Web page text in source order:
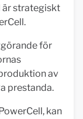
är strategiskt
för
av
prestanda.
kan